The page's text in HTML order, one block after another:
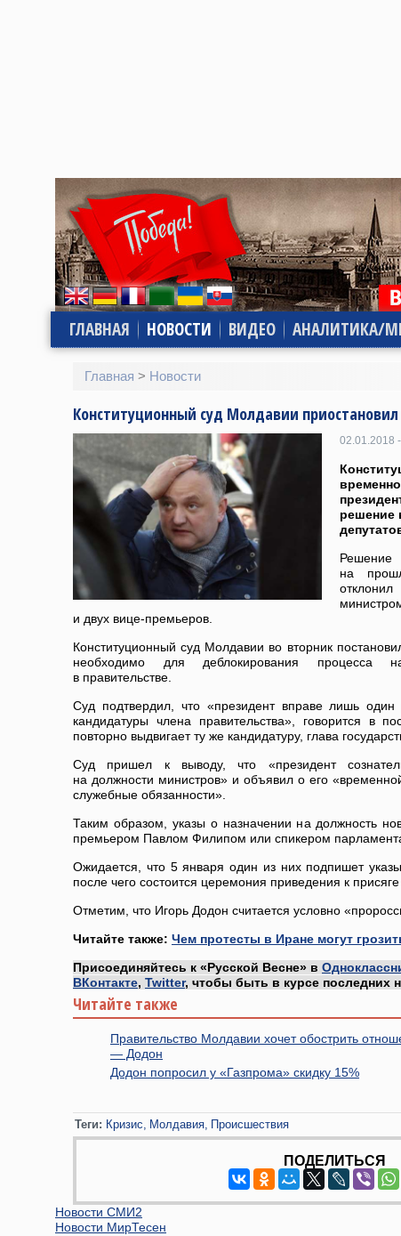
ГЛАВНАЯ НОВОСТИ ВИДЕО АНАЛИТИКА/
Главная > Новости
Конституционный суд Молдавии
02.01.2018
решение
на
и двух вице-премьеров.
Конституционный суд Молдавии во вторник
необходимо для деблокирования процесса
в правительстве.
Суд подтвердил, что «президент вправе лишь один
кандидатуры члена правительства», говорится в
повторно выдвигает ту же кандидатуру, глава
Суд пришел к выводу, что «президент
на должности министров» и объявил о его
служебные обязанности».
Таким образом, указы о назначении на должность
премьером Павлом Филипом или спикером
Ожидается, что 5 января один из них подпишет
после чего состоится церемония приведения к
Отметим, что Игорь Додон считается условно
Читайте также: Чем протесты в Иране могут
Присоединяйтесь к «Русской Весне» в
ВКонтакте, Twitter, чтобы быть в курсе последних
Читайте также
Правительство Молдавии хочет обострить
— Додон
Додон попросил у «Газпрома» скидку 15%
Теги: Кризис Молдавия Происшествия
ПОДЕЛИТЬСЯ
Новости СМИ2
Новости МирТесен